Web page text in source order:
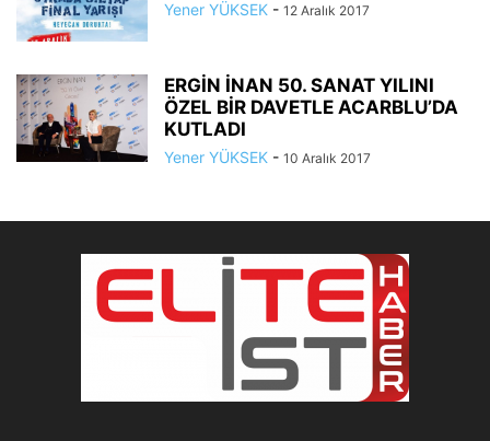
Yener YÜKSEK - 12 Aralık 2017
ERGİN İNAN 50. SANAT YILINI
ÖZEL BİR DAVETLE ACARBLU’DA
KUTLADI
Yener YÜKSEK - 10 Aralık 2017